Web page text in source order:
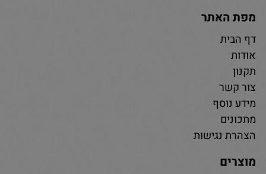
מפת האתר
דף הבית
אודות
תקנון
צור קשר
מידע נוסף
מתכונים
הצהרת נגישות
מוצרים